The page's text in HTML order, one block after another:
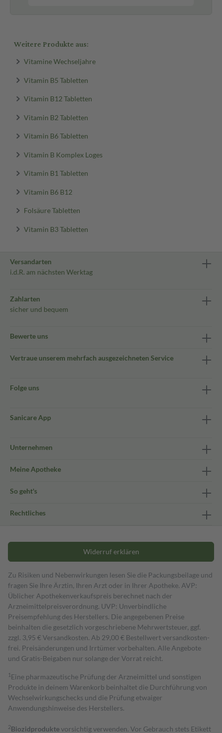
Weitere Produkte aus:
Vitamine Wechseljahre
Vitamin B5 Tabletten
Vitamin B12 Tabletten
Vitamin B2 Tabletten
Vitamin B6 Tabletten
Vitamin B Komplex Loges
Vitamin B1 Tabletten
Vitamin B6 B12
Folsäure Tabletten
Vitamin B3 Tabletten
Versandarten
i.d.R. am nächsten Werktag
Zahlarten
sicher und bequem
Bewerte uns
Vertraue unserem mehrfach ausgezeichneten Service
Folge uns
Sanicare App
Unternehmen
Meine Apotheke
So geht's
Rechtliches
Widerruf erklären
Zu Risiken und Nebenwirkungen lesen Sie die Packungsbeilage und
fragen Sie Ihre Ärztin, Ihren Arzt oder in Ihrer Apotheke. AVP:
Üblicher Apothekenverkaufspreis berechnet nach der
Arzneimittelpreisverordnung. UVP: Unverbindliche
Preisempfehlung des Herstellers. Die angegebenen Preise
beinhalten die gesetzlich vorgeschriebene Mehrwertsteuer, ggf.
zzgl. 3,95 € Versandkosten. Ab 29,00 € Bestell­wert versand­kosten­
frei. Preisänderungen und Irrtümer vorbehalten. Alle Angebote
und Gratis-Beigaben nur solange der Vorrat reicht.
1 Eine pharmazeutische Prüfung der Arzneimittel und sonstigen
Produkte in deinem Warenkorb beinhaltet die Durchführung von
Wechselwirkungschecks und die Prüfung etwaiger
Anwendungshinweise des Herstellers.
2Biozidproduktevorsichtig verwenden. Vor Gebrauch stets Etikett